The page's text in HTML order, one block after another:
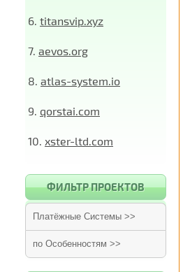
6. titansvip.xyz
7. aevos.org
8. atlas-system.io
9. qorstai.com
10. xster-ltd.com
ФИЛЬТР ПРОЕКТОВ
Платёжные Системы >>
по Особенностям >>